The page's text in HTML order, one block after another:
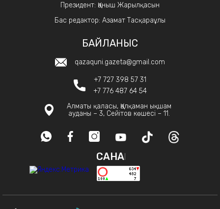
Президент: Қаныш Жарылқасын
Бас редактор: Азамат Тасқараұлы
БАЙЛАНЫС
qazaquni.gazeta@gmail.com
+7 727 398 57 31
+7 776 487 64 54
Алматы қаласы, Қалқаман ықшам
ауданы – 3, Сейітов көшесі – 11.
САНАҚ